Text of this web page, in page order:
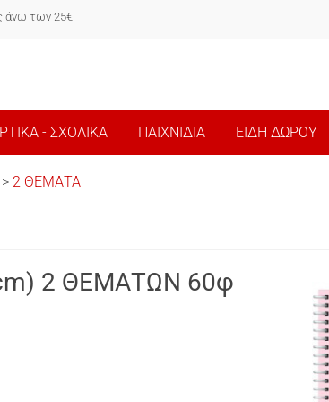
άνω των 25€
- ΣΧΟΛΙΚΑ ΠΑΙΧΝΙΔΙΑ ΕΙΔΗ ΔΩΡΟΥ
> 2 ΘΕΜΑΤΑ
2 ΘΕΜΑΤΩΝ 60φ